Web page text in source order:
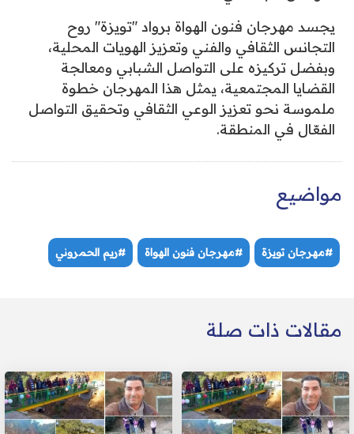
يجسد مهرجان فنون الهواة برواد "تويزة" روح
التجانس الثقافي والفني وتعزيز الهويات المحلية،
وبفضل تركيزه على التواصل الشبابي ومعالجة
القضايا المجتمعية، يمثل هذا المهرجان خطوة
ملموسة نحو تعزيز الوعي الثقافي وتحقيق التواصل
الفعّال في المنطقة.
مواضيع
#مهرجان تويزة #مهرجان فنون الهواة #ريم الحمروني
مقالات ذات صلة